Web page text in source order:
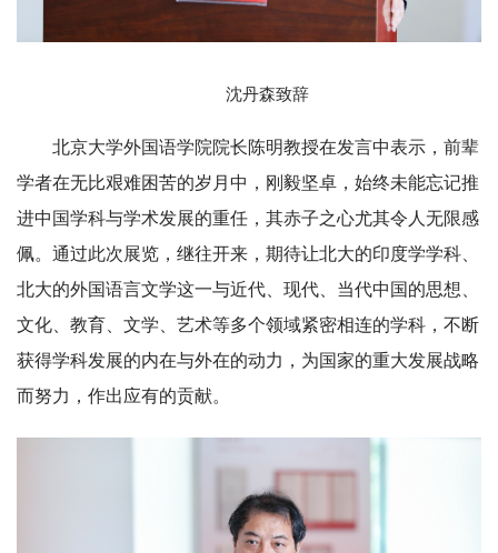
沈丹森致辞
北京大学外国语学院院长陈明教授在发言中表示，前辈
学者在无比艰难困苦的岁月中，刚毅坚卓，始终未能忘记推
进中国学科与学术发展的重任，其赤子之心尤其令人无限感
佩。通过此次展览，继往开来，期待让北大的印度学学科、
北大的外国语言文学这一与近代、现代、当代中国的思想、
文化、教育、文学、艺术等多个领域紧密相连的学科，不断
获得学科发展的内在与外在的动力，为国家的重大发展战略
而努力，作出应有的贡献。